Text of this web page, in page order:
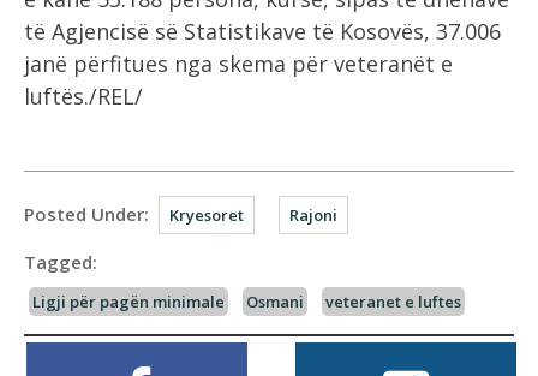
të Agjencisë së Statistikave të Kosovës, 37.006
janë përfitues nga skema për veteranët e
luftës./REL/
Posted Under: Kryesoret Rajoni
Tagged:
Ligji për pagën minimale Osmani veteranet e luftes